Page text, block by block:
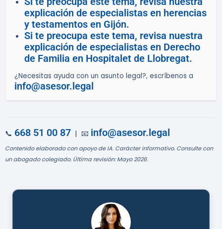
explicación de especialistas en herencias
y testamentos en Gijón.
Si te preocupa este tema, revisa nuestra
explicación de especialistas en Derecho
de Familia en Hospitalet de Llobregat.
¿Necesitas ayuda con un asunto legal?, escríbenos a
info@asesor.legal
📞 668 51 00 87 | 📧 info@asesor.legal
Contenido elaborado con apoyo de IA. Carácter informativo. Consulte con
un abogado colegiado. Última revisión: Mayo 2026.